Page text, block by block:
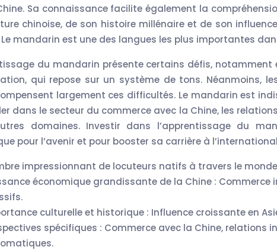
Sa connaissance facilite également la
chinoise, de son histoire millénaire et de son
mandarin est une des langues les plus importantes
du mandarin présente certains défis, notamment
qui repose sur un système de tons. Néanmoins,
largement ces difficultés. Le mandarin est
dans le secteur du commerce avec la Chine, les
domaines. Investir dans l’apprentissage du
pour l’avenir et pour booster sa carrière à
impressionnant de locuteurs natifs à travers le
économique grandissante de la Chine :
culturelle et historique : Influence croissante en
spécifiques : Commerce avec la Chine, relations